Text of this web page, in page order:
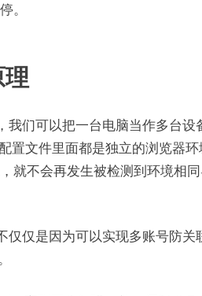
。
理
我们可以把一台电脑当作多台设
置文件里面都是独立的浏览器
就不会再发生被检测到环境相
仅是因为可以实现多账号防关